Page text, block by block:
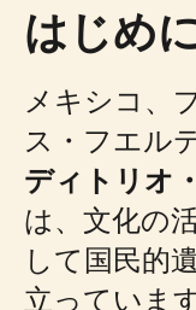
はじめ
メキシコ、
ス・フエル
ディトリオ
は、文化の
して国民的
立っていま